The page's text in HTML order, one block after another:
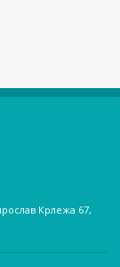
Крлежа 67,